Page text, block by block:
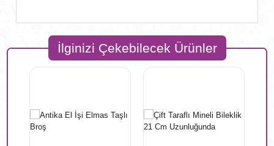
İlginizi Çekebilecek Ürünler